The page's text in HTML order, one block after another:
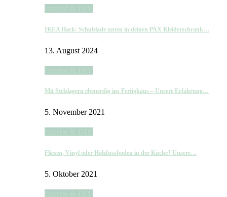
IKEA Hack: Schublade unten in deinen PAX Kleiderschrank…
13. August 2024
Mit Stelzlagern ebenerdig ins Fertighaus – Unsere Erfahrung…
5. November 2021
Fliesen, Vinyl oder Holzfussboden in der Küche? Unsere…
5. Oktober 2021